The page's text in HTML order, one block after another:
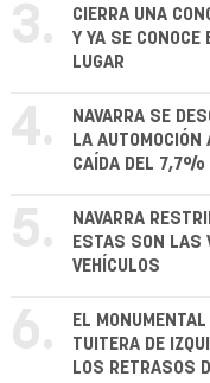
3.
CIERRA UNA
Y YA SE CONOCE
LUGAR
4.
NAVARRA SE
LA
CAÍDA DEL 7,7%
5.
NAVARRA
ESTAS SON LAS
VEHÍCULOS
6.
EL
TUITERA DE
LOS RETRASOS